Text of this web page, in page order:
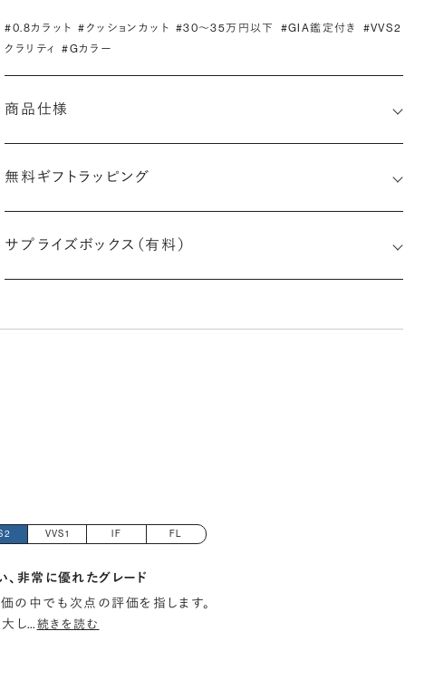
#0.8カラット #クッションカット #30〜35万円以下 #GIA鑑定付き
#VVS2
クラリティ
#Gカラー
商品仕様
(長さx幅×深さ)
無料ギフトラッピング
サプライズボックス（有料）
VVS1 IF FL
非常に優れたグレード
の中でも次点の評価を指します。
し… 続きを読む